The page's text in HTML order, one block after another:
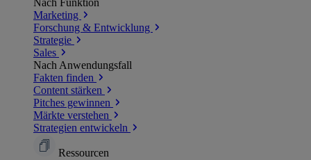
Nach Funktion
Marketing
Forschung & Entwicklung
Strategie
Sales
Nach Anwendungsfall
Fakten finden
Content stärken
Pitches gewinnen
Märkte verstehen
Strategien entwickeln
Ressourcen